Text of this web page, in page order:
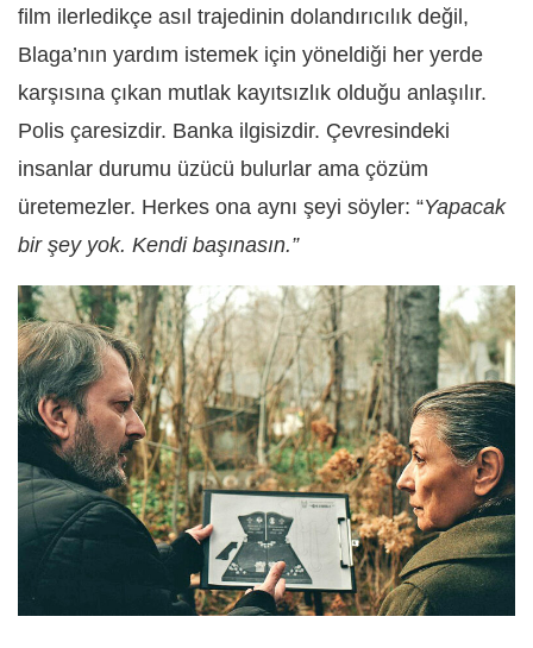
film ilerledikçe asıl trajedinin dolandırıcılık değil,
Blaga’nın yardım istemek için yöneldiği her yerde
karşısına çıkan mutlak kayıtsızlık olduğu anlaşılır.
Polis çaresizdir. Banka ilgisizdir. Çevresindeki
insanlar durumu üzücü bulurlar ama çözüm
üretemezler. Herkes ona aynı şeyi söyler: “Yapacak
bir şey yok. Kendi başınasın.”